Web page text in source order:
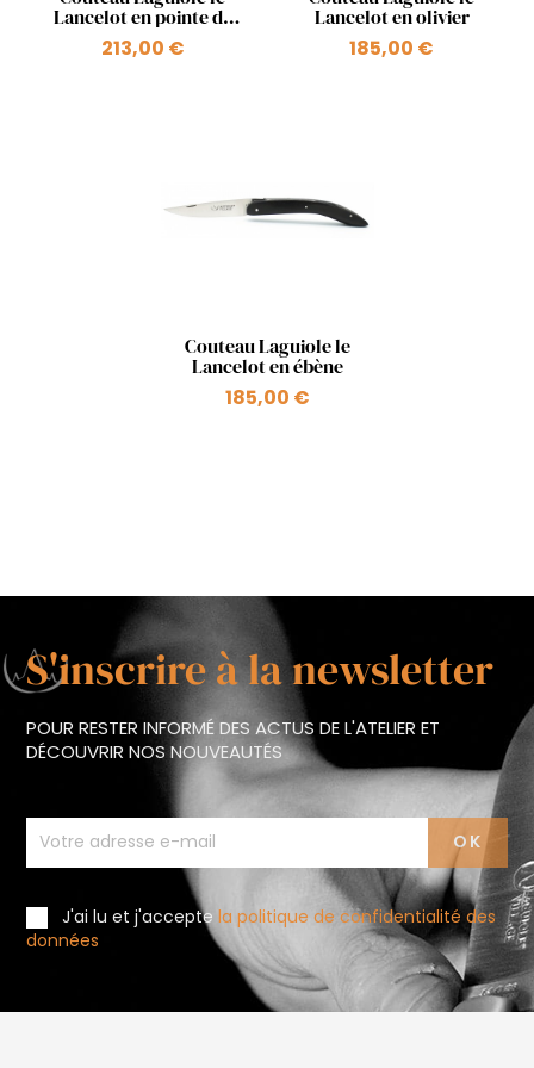
Lancelot en pointe de
corne blonde
213,00 €
Lancelot en olivier
185,00 €
Aperçu rapide
Couteau Laguiole le
Lancelot en ébène
185,00 €
S'inscrire à la newsletter
POUR RESTER INFORMÉ DES ACTUS DE L'ATELIER ET
DÉCOUVRIR NOS NOUVEAUTÉS
J'ai lu et j'acceptela politique de confidentialité des
données